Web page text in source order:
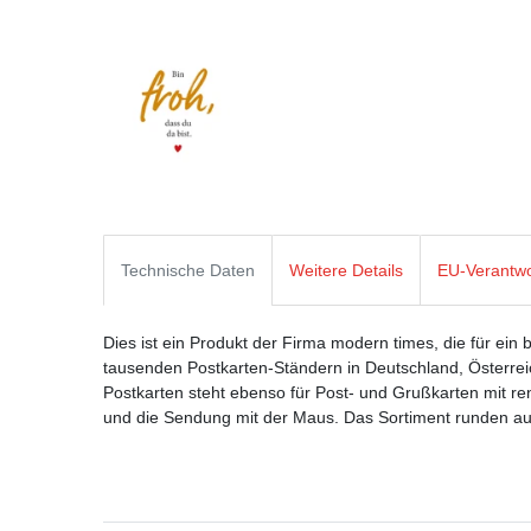
Technische Daten Weitere Details EU-
Dies ist ein Produkt der Firma modern times, die für ein
tausenden Postkarten-Ständern in Deutschland,
Postkarten steht ebenso für Post- und Grußkarten mit
und die Sendung mit der Maus. Das Sortiment runden